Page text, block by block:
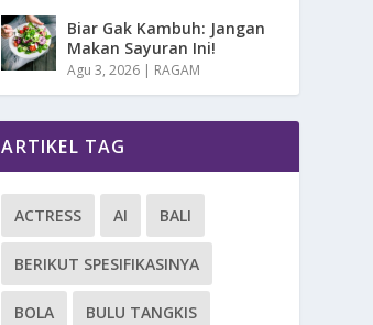
Biar Gak Kambuh: Jangan
Makan Sayuran Ini!
Agu 3, 2026 | RAGAM
ARTIKEL TAG
ACTRESS AI BALI
BERIKUT SPESIFIKASINYA
BOLA BULU TANGKIS